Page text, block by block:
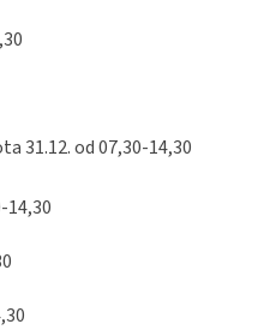
31.12. od 07,30-14,30
14,30